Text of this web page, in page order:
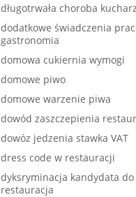
długotrwała choroba
dodatkowe świadczenia
gastronomia
domowa cukiernia wymogi
domowe piwo
domowe warzenie piwa
dowód zaszczepienia
dowóz jedzenia stawka VAT
dress code w restauracji
dyksryminacja kandydata
restauracja